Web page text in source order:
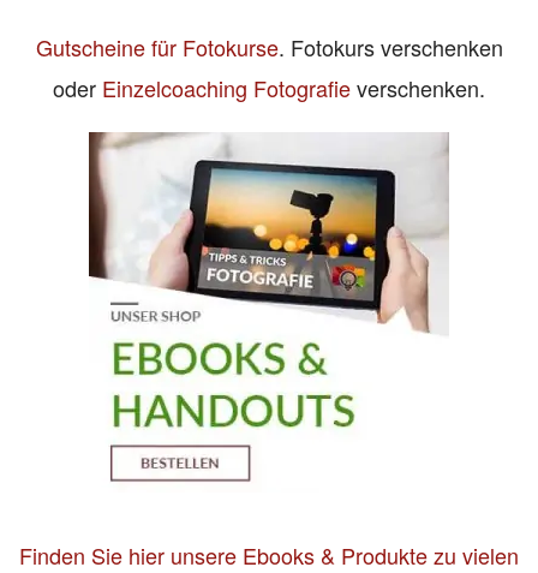
Gutscheine für Fotokurse. Fotokurs verschenken
oder Einzelcoaching Fotografieverschenken.
Finden Sie hier unsere Ebooks & Produkte zu vielen